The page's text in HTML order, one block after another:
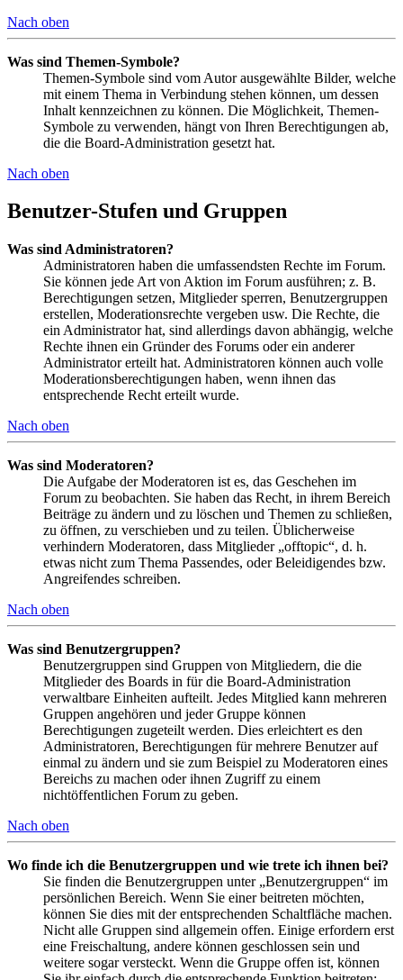
Nach oben
Was sind Themen-Symbole?
Themen-Symbole sind vom Autor ausgewählte Bilder, welche
mit einem Thema in Verbindung stehen können, um dessen
Inhalt kennzeichnen zu können. Die Möglichkeit, Themen-
Symbole zu verwenden, hängt von Ihren Berechtigungen ab,
die die Board-Administration gesetzt hat.
Nach oben
Benutzer-Stufen und Gruppen
Was sind Administratoren?
Administratoren haben die umfassendsten Rechte im Forum.
Sie können jede Art von Aktion im Forum ausführen; z. B.
Berechtigungen setzen, Mitglieder sperren, Benutzergruppen
erstellen, Moderationsrechte vergeben usw. Die Rechte, die
ein Administrator hat, sind allerdings davon abhängig, welche
Rechte ihnen ein Gründer des Forums oder ein anderer
Administrator erteilt hat. Administratoren können auch volle
Moderationsberechtigungen haben, wenn ihnen das
entsprechende Recht erteilt wurde.
Nach oben
Was sind Moderatoren?
Die Aufgabe der Moderatoren ist es, das Geschehen im
Forum zu beobachten. Sie haben das Recht, in ihrem Bereich
Beiträge zu ändern und zu löschen und Themen zu schließen,
zu öffnen, zu verschieben und zu teilen. Üblicherweise
verhindern Moderatoren, dass Mitglieder „offtopic“, d. h.
etwas nicht zum Thema Passendes, oder Beleidigendes bzw.
Angreifendes schreiben.
Nach oben
Was sind Benutzergruppen?
Benutzergruppen sind Gruppen von Mitgliedern, die die
Mitglieder des Boards in für die Board-Administration
verwaltbare Einheiten aufteilt. Jedes Mitglied kann mehreren
Gruppen angehören und jeder Gruppe können
Berechtigungen zugeteilt werden. Dies erleichtert es den
Administratoren, Berechtigungen für mehrere Benutzer auf
einmal zu ändern und sie zum Beispiel zu Moderatoren eines
Bereichs zu machen oder ihnen Zugriff zu einem
nichtöffentlichen Forum zu geben.
Nach oben
Wo finde ich die Benutzergruppen und wie trete ich ihnen bei?
Sie finden die Benutzergruppen unter „Benutzergruppen“ im
persönlichen Bereich. Wenn Sie einer beitreten möchten,
können Sie dies mit der entsprechenden Schaltfläche machen.
Nicht alle Gruppen sind allgemein offen. Einige erfordern erst
eine Freischaltung, andere können geschlossen sein und
weitere sogar versteckt. Wenn die Gruppe offen ist, können